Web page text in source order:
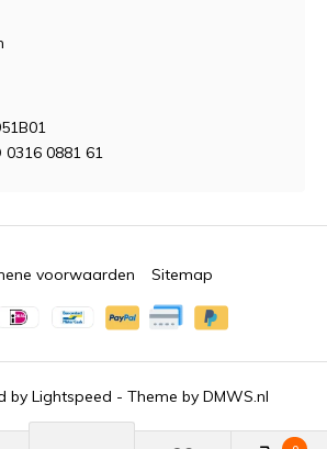
0316 0881 61
by Lightspeed - Theme by DMWS.nl
voorwaarden Sitemap